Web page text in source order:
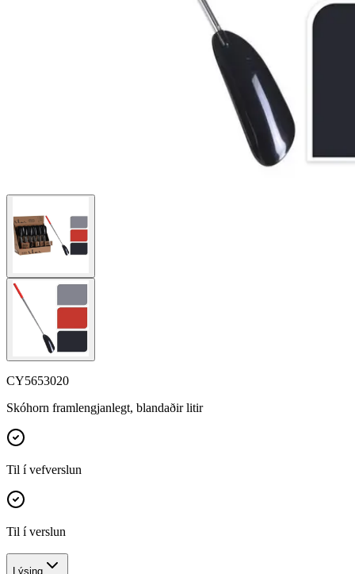
CY5653020
Skóhorn framlengjanlegt, blandaðir litir
Til í vefverslun
Til í verslun
Lýsing